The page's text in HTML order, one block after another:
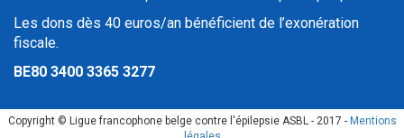
Les dons dès 40 euros/an bénéficient de l’exonération
fiscale.
BE80 3400 3365 3277
Copyright © Ligue francophone belge contre l'épilepsie ASBL - 2017 - Mentions